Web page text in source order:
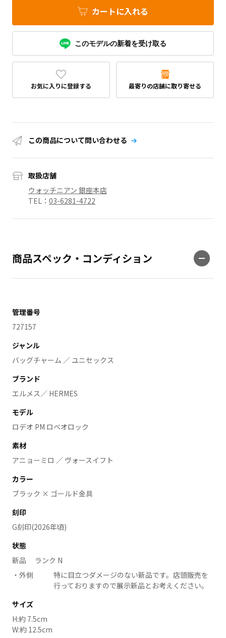
カートに入れる
このモデルの新着を受け取る
お気に入りに登録する 最寄りの店舗に取り寄せる
この商品について問い合わせる
取扱店舗
ウォッチニアン 銀座本店
TEL： 03-6281-4722
商品スペック・コンディション
管理番号
727157
ジャンル
バッグチャーム ／ ユニセックス
ブランド
エルメス／ HERMES
モデル
ロデオ PM ロベオロック
素材
アニョーミロ ／ ヴォースイフト
カラー
ブラック × ゴールド金具
刻印
G刻印(2026年頃)
状態
新品 ランク N
外側
特に目立つダメージのない新品です。店頭販売を
行っておりますので展示新品とお考えください。
サイズ
H:約 7.5cm
W:約 12.5cm